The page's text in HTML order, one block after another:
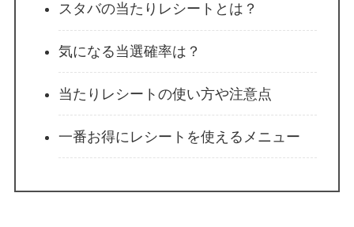
スタバの当たりレシートとは？
気になる当選確率は？
当たりレシートの使い方や注意点
一番お得にレシートを使えるメニュー